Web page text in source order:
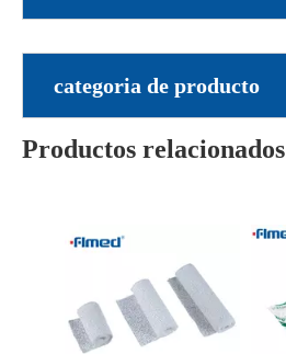
categoria de producto
Productos relacionados